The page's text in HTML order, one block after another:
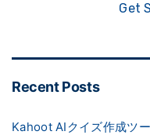
Get
Recent Posts
Kahoot AIクイズ作成ツ